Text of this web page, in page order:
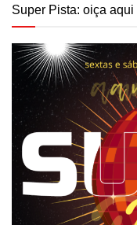
Super Pista: oiça